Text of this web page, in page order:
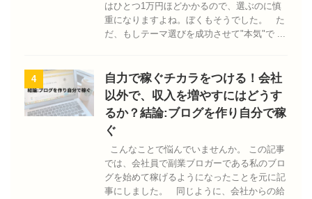
はひとつ1万円ほどかかるので、選ぶのに慎
重になりますよね。ぼくもそうでした。 た
だ、もしテーマ選びを成功させて"本気"で ...
4
自力で稼ぐチカラをつける！会社
以外で、収入を増やすにはどうす
るか？結論:ブログを作り自分で稼
ぐ
こんなことで悩んでいませんか。 この記事
では、会社員で副業ブロガーである私のブロ
グを始めて稼げるようになったことを元に記
事にしました。 同じように、会社からの給